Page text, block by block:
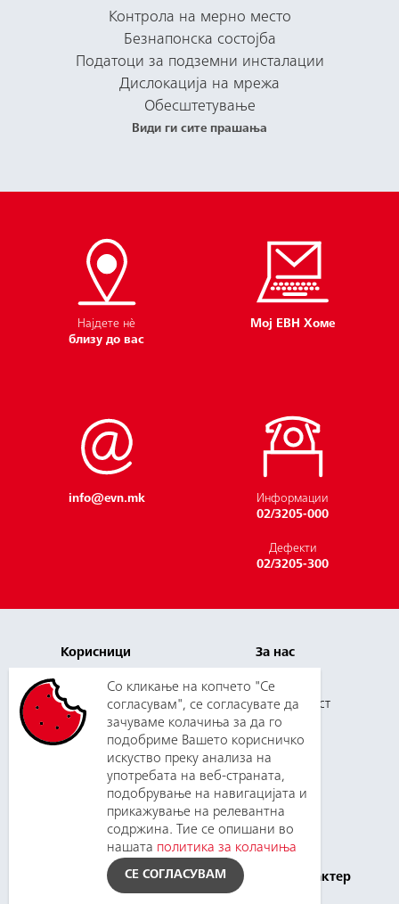
Често поставувани
прашања
Контрола на мерно место
Безнапонска состојба
Податоци за подземни инсталации
Дислокација на мрежа
Обесштетување
Види ги сите прашања
Најдете нѐ
близу до вас
Мој ЕВН Хоме
info@evn.mk
Информации
02/3205-000
Дефекти
02/3205-300
Корисници
Плаќање и цени
Услуги
Нов корисник
Зборувај со нас
За нас
Кариера
Одговорност
Медиуми
Набавки
Политика за приватност
Планирани
прекини
Инфoрмации
од јавен карактер
Со кликање на копчето "Се
согласувам", се согласувате да
зачуваме колачиња за да го
подобриме Вашето корисничко
искуство преку анализа на
употребата на веб-страната,
подобрување на навигацијата и
прикажување на релевантна
содржина. Тие се опишани во
нашата политика за колачиња
СЕ СОГЛАСУВАМ